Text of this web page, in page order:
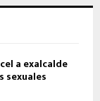
a exalcalde
sexuales